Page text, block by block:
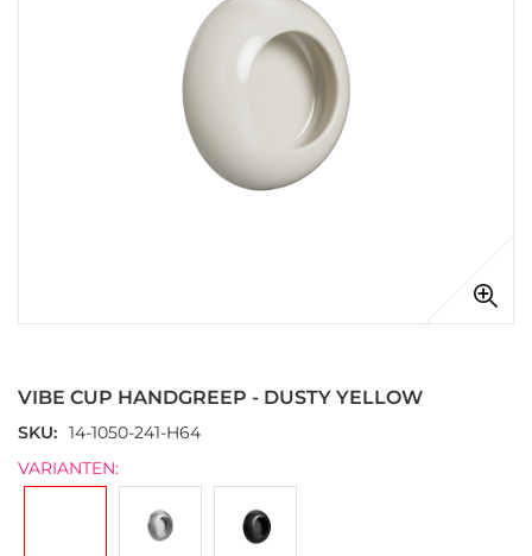
begin
van
afbeeldingen-
VIBE CUP HANDGREEP - DUSTY YELLOW
SKU
14-1050-241-H64
VARIANTEN: